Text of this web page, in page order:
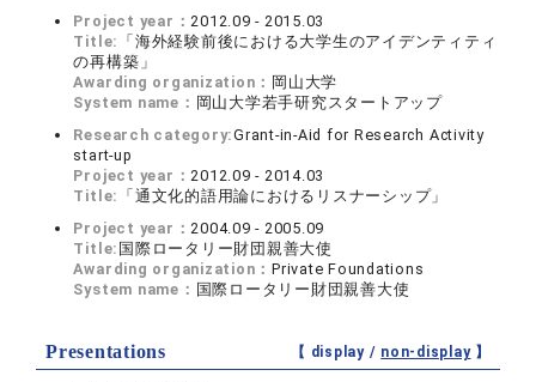
Project year：2012.09 - 2015.03
Title: 「海外経験前後における大学生のアイデンティティ
の再構築」
Awarding organization： 岡山大学
System name： 岡山大学若手研究スタートアップ
Research category:Grant-in-Aid for Research Activity
start-up
Project year：2012.09 - 2014.03
Title: 「通文化的語用論におけるリスナーシップ」
Project year：2004.09 - 2005.09
Title: 国際ロータリー財団親善大使
Awarding organization：Private Foundations
System name： 国際ロータリー財団親善大使
Presentations 【 display / non-display】